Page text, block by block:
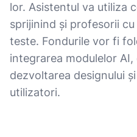
lor. Asistentul va utiliza
sprijinind și profesorii
teste. Fondurile vor fi
integrarea modulelor
dezvoltarea designului
utilizatori.